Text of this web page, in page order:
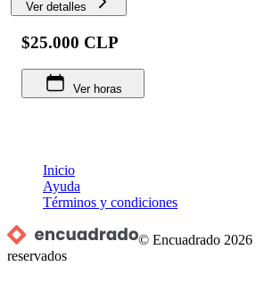
Ver detalles
$25.000 CLP
Ver horas
Inicio
Ayuda
Términos y condiciones
© Encuadrado 2026
reservados